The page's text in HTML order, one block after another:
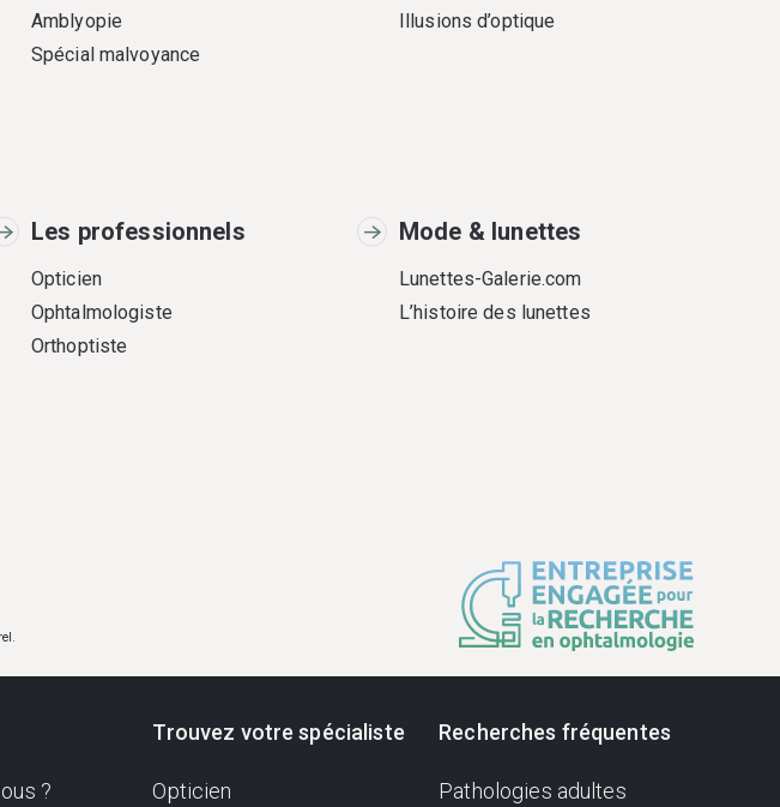
Amblyopie
Spécial malvoyance
Illusions d’optique
Les professionnels
Opticien
Ophtalmologiste
Orthoptiste
Mode & lunettes
Lunettes-Galerie.com
L’histoire des lunettes
?
Trouvez votre spécialiste
Opticien
Recherches fréquentes
Pathologies adultes